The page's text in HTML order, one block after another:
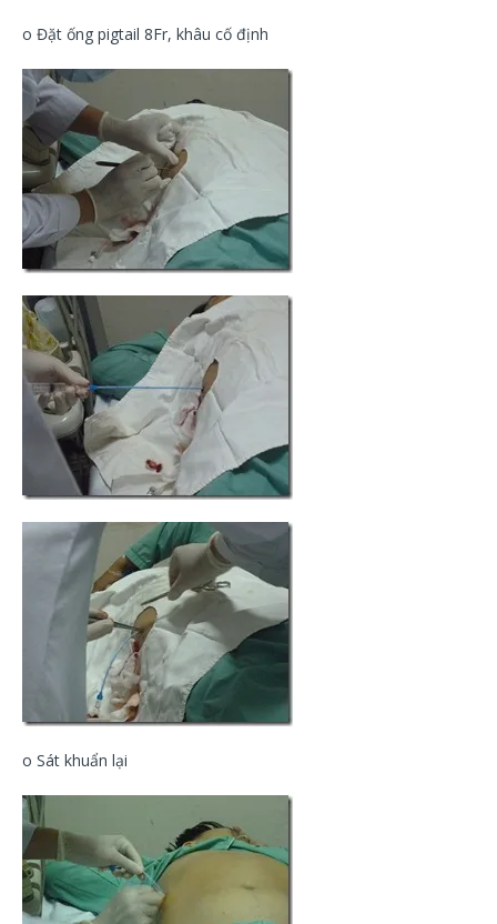
o Đặt ống pigtail 8Fr, khâu cố định
o Sát khuẩn lại